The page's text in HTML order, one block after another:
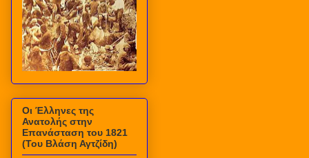
Οι Έλληνες της
Ανατολής στην
Επανάσταση του 1821
(Του Βλάση Αγτζίδη)